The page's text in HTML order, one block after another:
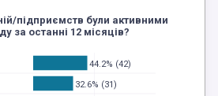
44.2% (42)
32.6% (31)
підприємств були активними
за останні 12 місяців?